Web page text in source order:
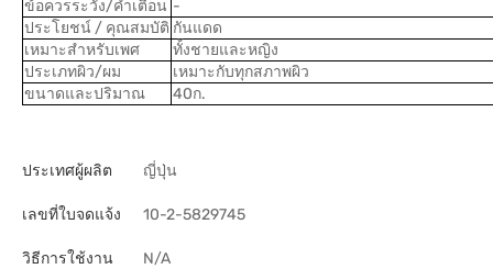
ข้อควรระวัง/คำเตือน -
ประโยชน์ / คุณสมบัติ กันแดด
เหมาะสำหรับเพศ
ทั้งชายและหญิง
ประเภทผิว/ผม
เหมาะกับทุกสภาพผิว
ขนาดและปริมาณ
40ก.
ประเทศผู้ผลิต ญี่ปุ่น
เลขที่ใบจดแจ้ง 10-2-5829745
วิธีการใช้งาน N/A